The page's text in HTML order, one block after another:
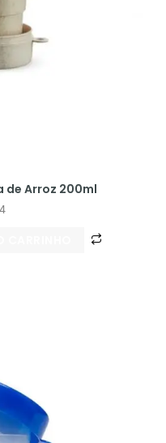
de Arroz 200ml